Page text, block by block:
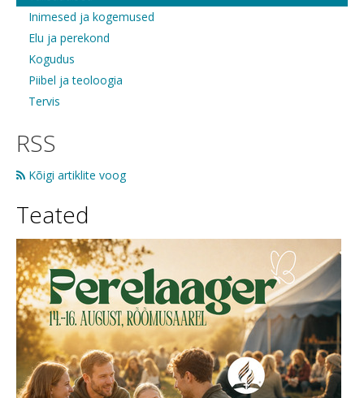
Inimesed ja kogemused
Elu ja perekond
Kogudus
Piibel ja teoloogia
Tervis
RSS
Kõigi artiklite voog
Teated